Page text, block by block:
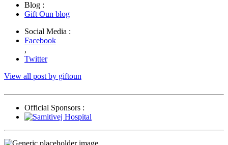
Blog :
Gift Oun blog
Social Media :
Facebook
,
Twitter
View all post by giftoun
Official Sponsors :